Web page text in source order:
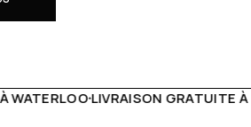
À PARTIR DE 150€LIVE